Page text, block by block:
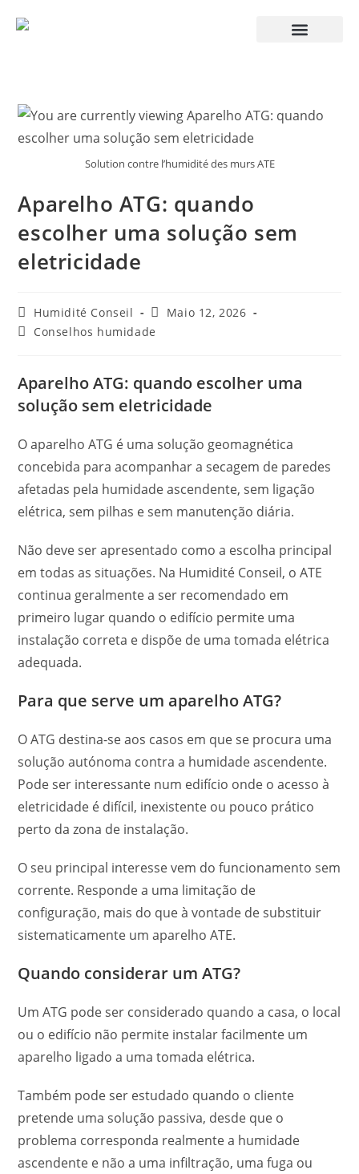
Solution contre l’humidité des murs ATE
Aparelho ATG: quando
escolher uma solução sem
eletricidade
Humidité Conseil
Maio 12, 2026
Conselhos humidade
Aparelho ATG: quando escolher uma
solução sem eletricidade
O aparelho ATG é uma solução geomagnética
concebida para acompanhar a secagem de paredes
afetadas pela humidade ascendente, sem ligação
elétrica, sem pilhas e sem manutenção diária.
Não deve ser apresentado como a escolha principal
em todas as situações. Na Humidité Conseil, o ATE
continua geralmente a ser recomendado em
primeiro lugar quando o edifício permite uma
instalação correta e dispõe de uma tomada elétrica
adequada.
Para que serve um aparelho ATG?
O ATG destina-se aos casos em que se procura uma
solução autónoma contra a humidade ascendente.
Pode ser interessante num edifício onde o acesso à
eletricidade é difícil, inexistente ou pouco prático
perto da zona de instalação.
O seu principal interesse vem do funcionamento sem
corrente. Responde a uma limitação de
configuração, mais do que à vontade de substituir
sistematicamente um aparelho ATE.
Quando considerar um ATG?
Um ATG pode ser considerado quando a casa, o local
ou o edifício não permite instalar facilmente um
aparelho ligado a uma tomada elétrica.
Também pode ser estudado quando o cliente
pretende uma solução passiva, desde que o
problema corresponda realmente a humidade
ascendente e não a uma infiltração, uma fuga ou